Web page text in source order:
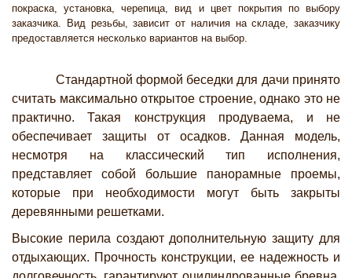
покраска, установка, черепица, вид и цвет покрытия по выбору
заказчика. Вид резьбы, зависит от наличия на складе, заказчику
предоставляется несколько вариантов на выбор.
Стандартной формой беседки для дачи принято
считать максимально открытое строение, однако это не
практично. Такая конструкция продуваема, и не
обеспечивает защиты от осадков. Данная модель,
несмотря на классический тип исполнения,
представляет собой большие панорамные проемы,
которые при необходимости могут быть закрыты
деревянными решетками.
Высокие перила создают дополнительную защиту для
отдыхающих. Прочность конструкции, ее надежность и